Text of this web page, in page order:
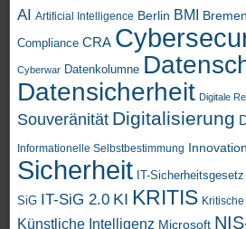
AI Artificial Intelligence Berlin BMI Bremen
Compliance CRA
Cyberwar Datenkolumne
Datensicherheit Digitale
Souveränität Digitalisierung
Informationelle Selbstbestimmung Innovation
Sicherheit IT-Sicherheitsgesetz
SiG IT-SiG 2.0 KI KRITIS
Künstliche Intelligenz Microsoft